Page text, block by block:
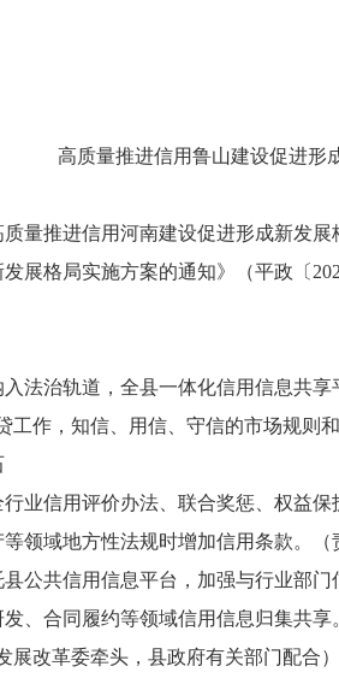
高质量推进信用鲁山建设促进形
量推进信用河南建设促进形成新发
展格局实施方案的通知》
（平政 〔 202
法治轨道，全县一体化信用信息共
工作，知信、用信、守信的市场规则
行业信用评价办法、联合奖惩、权益
领域地方性法规时增加信用条款。
县公共信用信息平台，加强与行业部
、合同履约等领域信用信息归集共
改革委牵头，县政府有关部门配合）